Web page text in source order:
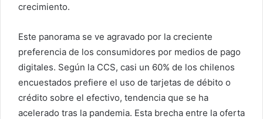
crecimiento.
Este panorama se ve agravado por la creciente
preferencia de los consumidores por medios de pago
digitales. Según la CCS, casi un 60% de los chilenos
encuestados prefiere el uso de tarjetas de débito o
crédito sobre el efectivo, tendencia que se ha
acelerado tras la pandemia. Esta brecha entre la oferta